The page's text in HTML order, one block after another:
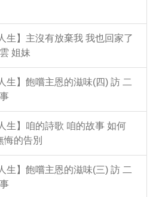
生】主沒有放棄我 我也回家了
姐妹
生】飽嚐主恩的滋味(四) 訪 二
生】咱的詩歌 咱的故事 如何
悔的告別
生】飽嚐主恩的滋味(三) 訪 二